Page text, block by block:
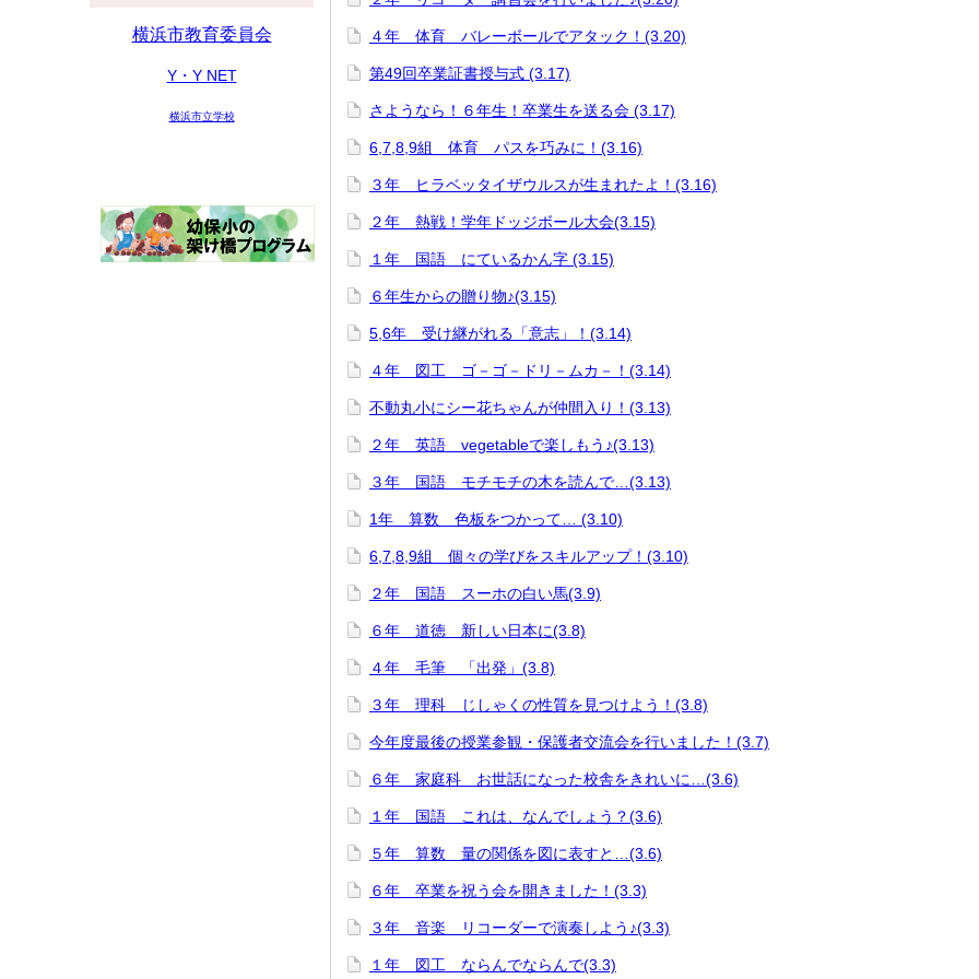
横浜市教育委員会
Y・Y NET
横浜市立学校
４年 体育 バレーボールでアタック！(3.20)
第49回卒業証書授与式 (3.17)
さようなら！６年生！卒業生を送る会 (3.17)
6,7,8,9組 体育 パスを巧みに！(3.16)
３年 ヒラベッタイザウルスが生まれたよ！(3.16)
２年 熱戦！学年ドッジボール大会(3.15)
１年 国語 にているかん字 (3.15)
６年生からの贈り物♪(3.15)
5,6年 受け継がれる「意志」！(3.14)
４年 図工 ゴ－ゴ－ドリ－ムカ－！(3.14)
不動丸小にシー花ちゃんが仲間入り！(3.13)
２年 英語 vegetableで楽しもう♪(3.13)
３年 国語 モチモチの木を読んで…(3.13)
1年 算数 色板をつかって… (3.10)
6,7,8,9組 個々の学びをスキルアップ！(3.10)
２年 国語 スーホの白い馬(3.9)
６年 道徳 新しい日本に(3.8)
４年 毛筆 「出発」(3.8)
３年 理科 じしゃくの性質を見つけよう！(3.8)
今年度最後の授業参観・保護者交流会を行いました！(3.7)
６年 家庭科 お世話になった校舎をきれいに…(3.6)
１年 国語 これは、なんでしょう？(3.6)
５年 算数 量の関係を図に表すと…(3.6)
６年 卒業を祝う会を開きました！(3.3)
３年 音楽 リコーダーで演奏しよう♪(3.3)
１年 図工 ならんでならんで(3.3)